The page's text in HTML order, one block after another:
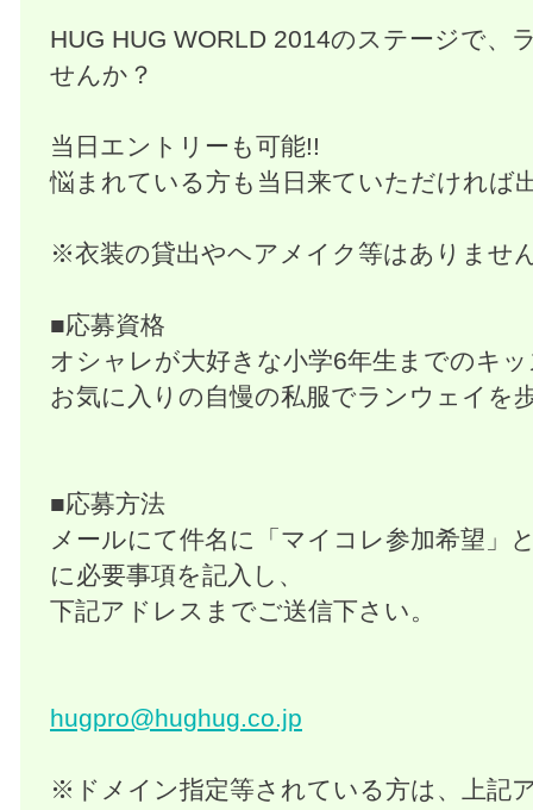
HUG HUG WORLD 2014のステージで、
せんか？
当日エントリーも可能!!
悩まれている方も当日来ていただければ
※衣装の貸出やヘアメイク等はありませ
■応募資格
オシャレが大好きな小学6年生までのキ
お気に入りの自慢の私服でランウェイを
■応募方法
メールにて件名に「マイコレ参加希望」
に必要事項を記入し、
下記アドレスまでご送信下さい。
hugpro@hughug.co.jp
※ドメイン指定等されている方は、上記